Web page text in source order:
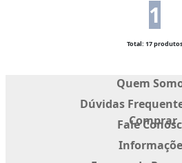
1
Total: 17 produtos
Quem
Dúvidas
Comprar
Fale